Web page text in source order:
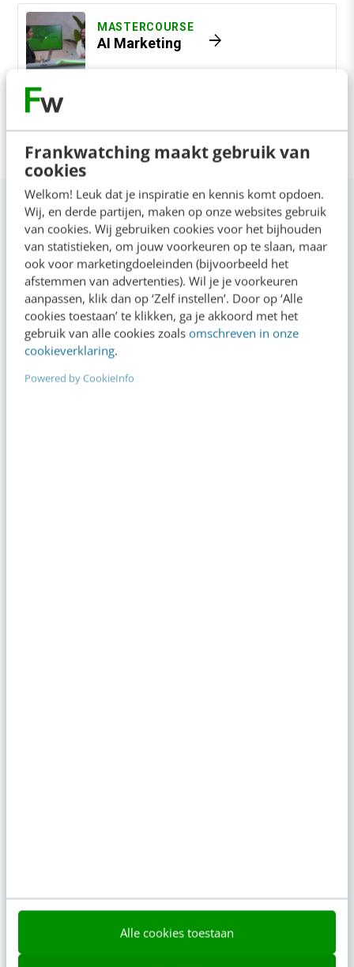
Frankwatching maakt gebruik van
cookies
Welkom! Leuk dat je inspiratie en kennis komt opdoen.
Wij, en derde partijen, maken op onze websites gebruik
van cookies. Wij gebruiken cookies voor het bijhouden
van statistieken, om jouw voorkeuren op te slaan, maar
ook voor marketingdoeleinden (bijvoorbeeld het
afstemmen van advertenties). Wil je je voorkeuren
aanpassen, klik dan op ‘Zelf instellen’. Door op ‘Alle
cookies toestaan’ te klikken, ga je akkoord met het
gebruik van alle cookies zoals omschreven in onze
cookieverklaring.
Powered by CookieInfo
Alle cookies toestaan
MASTERCOURSE
AI Marketing arrow_forward
Anderen bekeken ook